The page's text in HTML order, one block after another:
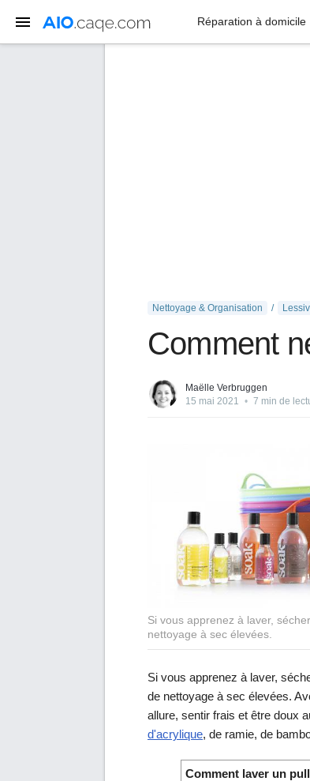
Réparation à domicile
Nettoyage & Organisation
Comment
Maëlle Verbruggen
15 mai 2021 • 7 min de
Si vous apprenez à laver,
nettoyage à sec élevées.
Si vous apprenez à laver,
de nettoyage à sec élevées.
allure, sentir frais et être doux
d'acrylique, de ramie, de
Comment laver un